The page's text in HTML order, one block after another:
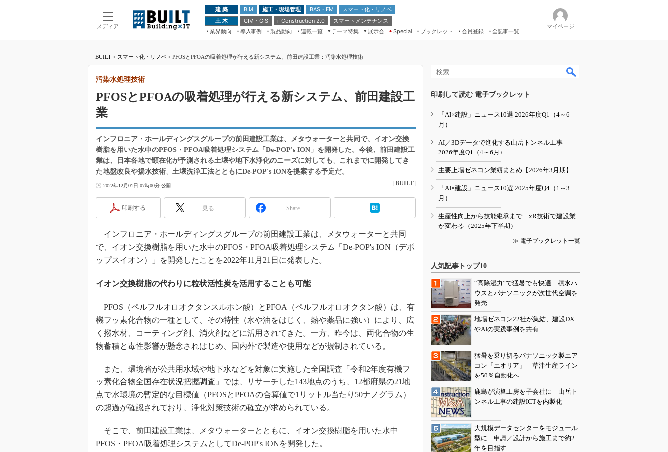
メディア
建 築 BIM 施工・現場管理 BAS・FM
スマート化・リノベ
土 木
CIM・GIS i-Construction 2.0
スマートメンテナンス
業界動向
導入事例 製品動向 連載一覧
テーマ特集
ドローンがもたらす建設業界の“ゲー
ムチェンジ” Ver.2.0
“Society5.0”時代のスマートビル
展示会
第8回 国際 建設・測量展
築・土木・不動産の先端技術展－
メンテナンス・レジリエンスOSAKA
日本 ものづくりワールド 2020
メンテナンス・レジリエンスTOKYO
2019
Special ブックレット 会員登録 全記事一覧
マイページ
BUILT > スマート化・リノベ > PFOSとPFOAの吸着処理が行える新システム、前田建設工業：汚染水処理技術
PFOSとPFOAの吸着処理が行える新システム、前田建設工
業
汚染水処理技術
インフロニア・ホールディングスグループの前田建設工業は、メタウォーターと共同で、イオン交換
樹脂を用いた水中のPFOS・PFOA吸着処理システム「De-POP's ION」を開発した。今後、前田建設工
業は、日本各地で顕在化が予測される土壌や地下水浄化のニーズに対しても、これまでに開発してき
た地盤改良や揚水技術、土壌洗浄工法とともにDe-POP's IONを提案する予定だ。
2022年12月01日 07時00分 公開 [BUILT]
印刷する 見る Share
インフロニア・ホールディングスグループの前田建設工業は、メタウォーターと共同
で、イオン交換樹脂を用いた水中のPFOS・PFOA吸着処理システム「De-POP's ION（デポ
ップスイオン）」を開発したことを2022年11月21日に発表した。
イオン交換樹脂の代わりに粒状活性炭を活用することも可能
PFOS（ペルフルオロオクタンスルホン酸）とPFOA（ペルフルオロオクタン酸）は、有
機フッ素化合物の一種として、その特性（水や油をはじく、熱や薬品に強い）により、広
く撥水材、コーティング剤、消火剤などに活用されてきた。一方、昨今は、両化合物の生
物蓄積と毒性影響が懸念されはじめ、国内外で製造や使用などが規制されている。
また、環境省が公共用水域や地下水などを対象に実施した全国調査「令和2年度有機フ
ッ素化合物全国存在状況把握調査」では、リサーチした143地点のうち、12都府県の21地
点で水環境の暫定的な目標値（PFOSとPFOAの合算値で1リットル当たり50ナノグラム）
の超過が確認されており、浄化対策技術の確立が求められている。
そこで、前田建設工業は、メタウォーターとともに、イオン交換樹脂を用いた水中
PFOS・PFOA吸着処理システムとしてDe-POP's IONを開発した。
印刷して読む 電子ブックレット
「AI×建設」ニュース10選 2026年度Q1（4～6
月）
AI／3Dデータで進化する山岳トンネル工事
2026年度Q1（4～6月）
主要上場ゼネコン業績まとめ【2026年3月期】
「AI×建設」ニュース10選 2025年度Q4（1～3
月）
生産性向上から技能継承まで xR技術で建設業
が変わる（2025年下半期）
≫ 電子ブックレット一覧
人気記事トップ10
“高除湿力”で猛暑でも快適 積水ハ
ウスとパナソニックが次世代空調を
発売
地場ゼネコン22社が集結、建設DX
やAIの実践事例を共有
猛暑を乗り切るパナソニック製エア
コン「エオリア」 草津生産ライン
を50％自動化へ
鹿島が演算工房を子会社に 山岳ト
ンネル工事の建設ICTを内製化
大規模データセンターをモジュール
型に 申請／設計から施工まで約2
年を目指す